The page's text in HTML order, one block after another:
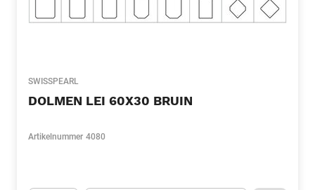
SWISSPEARL
DOLMEN LEI 60X30 BRUIN
Artikelnummer 4080